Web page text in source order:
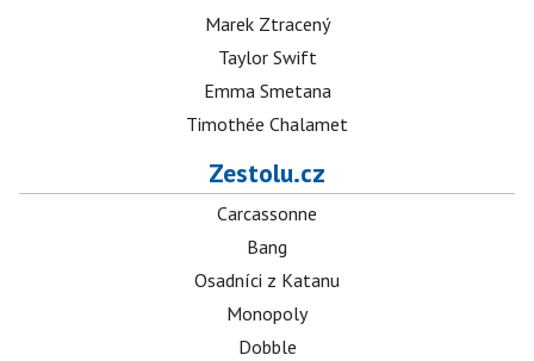
Marek Ztracený
Taylor Swift
Emma Smetana
Timothée Chalamet
Zestolu.cz
Carcassonne
Bang
Osadníci z Katanu
Monopoly
Dobble